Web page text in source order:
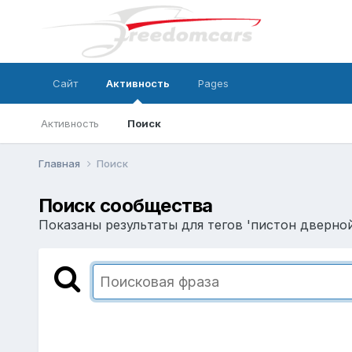
Сайт Активность
Активность Поиск
Pages
Главная Поиск
Поиск сообщества
Показаны результаты для тегов 'пиcтон